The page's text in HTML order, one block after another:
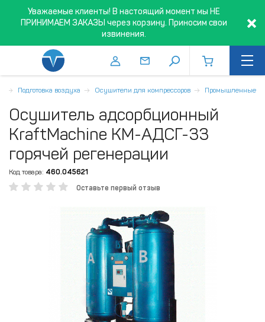
Уважаемые клиенты! В настоящий момент мы НЕ
ПРИНИМАЕМ ЗАКАЗЫ через корзину. Приносим свои
извинения.
Подготовка воздуха Осушители для компрессоров Промышленные
Осушитель адсорбционный
KraftMachine КМ-АДСГ-33
горячей регенерации
Код товара: 460.045621
Оставьте первый отзыв